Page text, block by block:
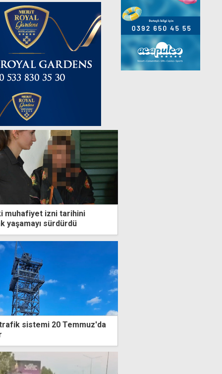
muhafiyet izni tarihini
yaşamayı sürdürdü
sistemi 20 Temmuz'da